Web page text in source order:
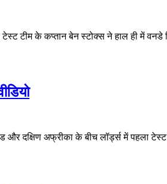
टीम के कप्तान बेन स्टोक्स ने हाल ही में
दक्षिण अफ्रीका के बीच लॉर्ड्स में पहला टेस्ट